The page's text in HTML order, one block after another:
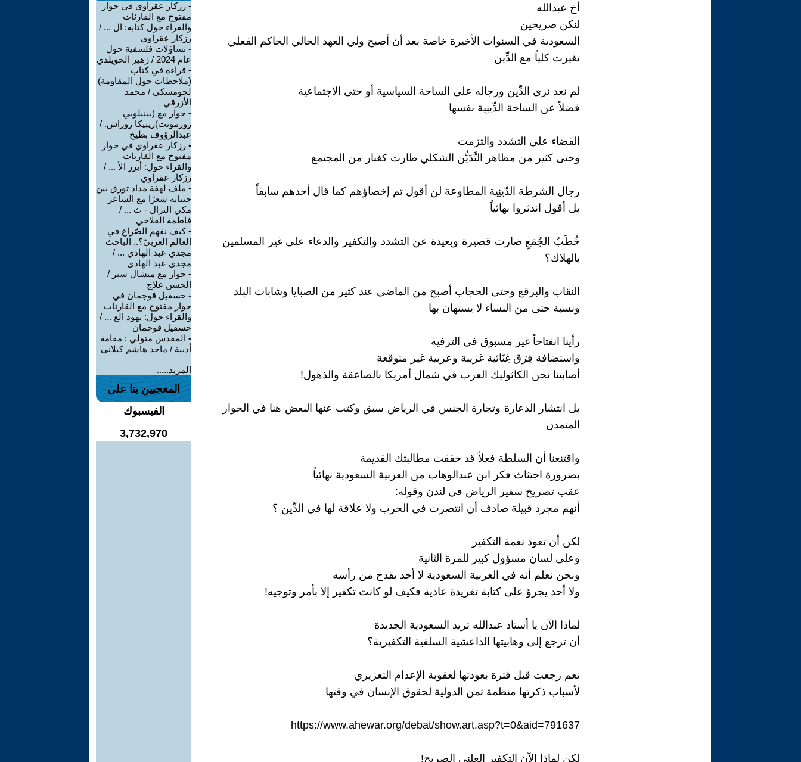
أخ عبدالله
لنكن صريحين
السعودية في السنوات الأخيرة خاصة بعد أن أصبح ولي العهد الحالي الحاكم الفعلي
تغيرت كلياً مع الدِّين
لم نعد نرى الدِّين ورجاله على الساحة السياسية أو حتى الاجتماعية
فضلاً عن الساحة الدِّينِية نفسها
القضاء على التشدد والتزمت
وحتى كثير من مظاهر التَّدَيُّن الشكلي طارت كغبار من المجتمع
رجال الشرطة الدّينِية المطاوعة لن أقول تم إخصاؤهم كما قال أحدهم سابقاً
بل أقول اندثروا نهائياً
خُطَبُ الجُمَعِ صارت قصيرة وبعيدة عن التشدد والتكفير والدعاء على غير المسلمين
بالهلاك؟
النقاب والبرقع وحتى الحجاب أصبح من الماضي عند كثير من الصبايا وشابات البلد
ونسبة حتى من النساء لا يستهان بها
رأينا انفتاحاً غير مسبوق في الترفيه
واستضافة فِرَق غِنَائية غريبة وعربية غير متوقعة
أصابتنا نحن الكاثوليك العرب في شمال أمريكا بالصاعقة والذهول!
بل انتشار الدعارة وتجارة الجنس في الرياض سبق وكتب عنها البعض هنا في الحوار
المتمدن
واقتنعنا أن السلطة فعلاً قد حققت مطالبتك القديمة
بضرورة اجتثاث فكر ابن عبدالوهاب من العربية السعودية نهائياً
عقب تصريح سفير الرياض في لندن وقوله:
أنهم مجرد قبيلة صادف أن انتصرت في الحرب ولا علاقة لها في الدِّين ؟
لكن أن تعود نغمة التكفير
وعلى لسان مسؤول كبير للمرة الثانية
ونحن نعلم أنه في العربية السعودية لا أحد يقدح من رأسه
ولا أحد يجرؤ على كتابة تغريدة عادية فكيف لو كانت تكفير إلا بأمر وتوجيه!
لماذا الآن يا أستاذ عبدالله تريد السعودية الجديدة
أن ترجع إلى وهابيتها الداعشية السلفية التكفيرية؟
نعم رجعت قبل فترة بعودتها لعقوبة الإعدام التعزيري
لأسباب ذكرتها منظمة ثمن الدولية لحقوق الإنسان في وقتها
https://www.ahewar.org/debat/show.art.asp?t=0&aid=791637
لكن لماذا الآن التكفير العلني الصريح!
- رزكار عقراوي في حوار
مفتوح مع القارئات
والقراء حول كتابه: ال ... /
رزكار عقراوي
- تساؤلات فلسفية حول
عام 2024 / زهير الخويلدي
- قراءة في كتاب
(ملاحظات حول المقاومة)
لچومسكي / محمد
الأزرقي
- حوار مع (بينيلوبي
روزمونت)ريبيكا زوراش. /
عبدالرؤوف بطيخ
- رزكار عقراوي في حوار
مفتوح مع القارئات
والقراء حول: أبرز الأ ... /
رزكار عقراوي
- ملف لهفة مداد تورق بين
جنباته شعرًا مع الشاعر
مكي النزال - ث ... /
فاطمة الفلاحي
-كيف نفهم الصّراع في
العالم العربيّ؟.. الباحث
مجدي عبد الهادي ... /
مجدى عبد الهادى
- حوار مع ميشال سير /
الحسن علاج
- حسقيل قوجمان في
حوار مفتوح مع القارئات
والقراء حول: يهود الع ... /
حسقيل قوجمان
- المقدس متولي : مقامة
أدبية / ماجد هاشم كيلاني
المزيد.....
المعجبين بنا على
الفيسبوك
3,732,970